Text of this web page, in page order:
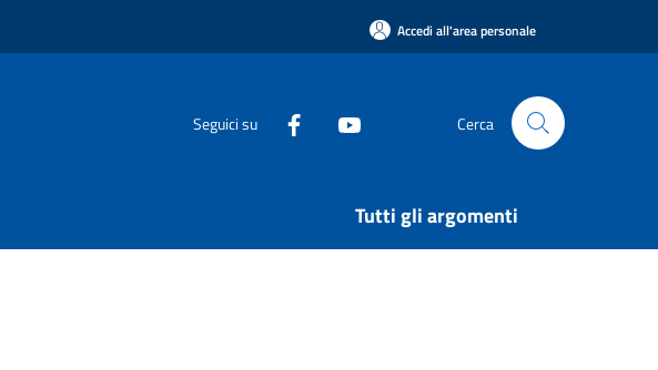
Accedi all'area personale
Seguici su Cerca
Tutti gli argomenti